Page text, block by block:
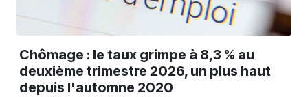
Chômage : le taux grimpe à 8,3 % au
deuxième trimestre 2026, un plus haut
depuis l'automne 2020